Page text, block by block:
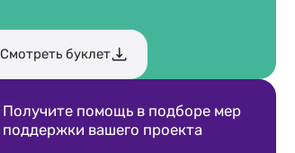
Смотреть буклет
Получите помощь в подборе мер
поддержки вашего проекта